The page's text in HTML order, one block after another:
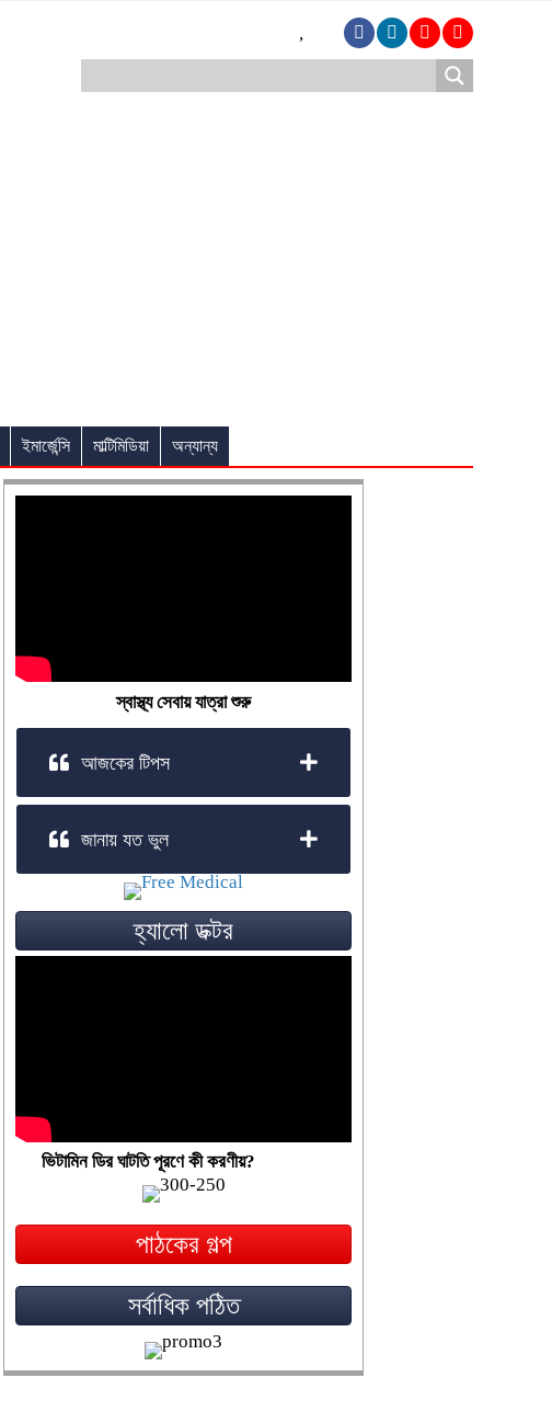
,
ইমার্জেন্সি মাল্টিমিডিয়া অন্যান্য
স্বাস্থ্য সেবায় যাত্রা শুরু
আজকের টিপস
জানায় যত ভুল
হ্যালো ডক্টর
ভিটামিন ডির ঘাটতি পূরণে কী করণীয়?
পাঠকের গল্প
সর্বাধিক পঠিত